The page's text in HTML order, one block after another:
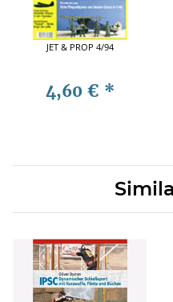
JET & PROP 4/94
4,60 € *